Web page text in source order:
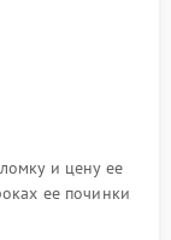
и цену ее
ее починки